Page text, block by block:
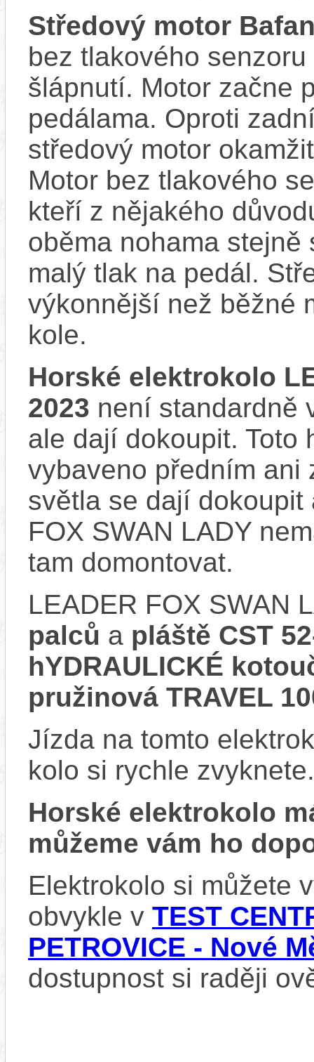
Středový motor
bez tlakového
šlápnutí. Motor začne
pedálama. Oproti
středový motor
Motor bez tlakového
kteří z nějakého
oběma nohama
malý tlak na pedál.
výkonnější než běžné
kole.
Horské elektrokolo
2023 není standardně
ale dají dokoupit. Toto
vybaveno předním ani
světla se dají
FOX SWAN LADY
tam domontovat.
LEADER FOX SWAN
palců a pláště CST
hYDRAULICKÉ
pružinová TRAVEL
Jízda na tomto
kolo si rychle zvyknete.
Horské elektrokolo
můžeme vám ho
Elektrokolo si můžete
obvykle v TEST
PETROVICE - Nové
dostupnost si raději